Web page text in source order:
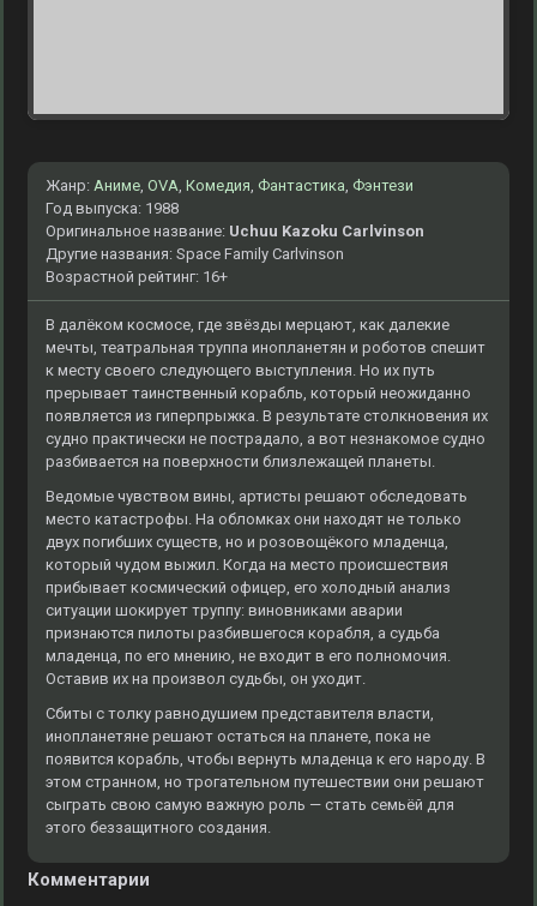
Жанр: Аниме, OVA, Комедия, Фантастика, Фэнтези
Год выпуска: 1988
Оригинальное название: Uchuu Kazoku Carlvinson
Другие названия: Space Family Carlvinson
Возрастной рейтинг: 16+
В далёком космосе, где звёзды мерцают, как далекие
мечты, театральная труппа инопланетян и роботов спешит
к месту своего следующего выступления. Но их путь
прерывает таинственный корабль, который неожиданно
появляется из гиперпрыжка. В результате столкновения их
судно практически не пострадало, а вот незнакомое судно
разбивается на поверхности близлежащей планеты.
Ведомые чувством вины, артисты решают обследовать
место катастрофы. На обломках они находят не только
двух погибших существ, но и розовощёкого младенца,
который чудом выжил. Когда на место происшествия
прибывает космический офицер, его холодный анализ
ситуации шокирует труппу: виновниками аварии
признаются пилоты разбившегося корабля, а судьба
младенца, по его мнению, не входит в его полномочия.
Оставив их на произвол судьбы, он уходит.
Сбиты с толку равнодушием представителя власти,
инопланетяне решают остаться на планете, пока не
появится корабль, чтобы вернуть младенца к его народу. В
этом странном, но трогательном путешествии они решают
сыграть свою самую важную роль — стать семьёй для
этого беззащитного создания.
Комментарии